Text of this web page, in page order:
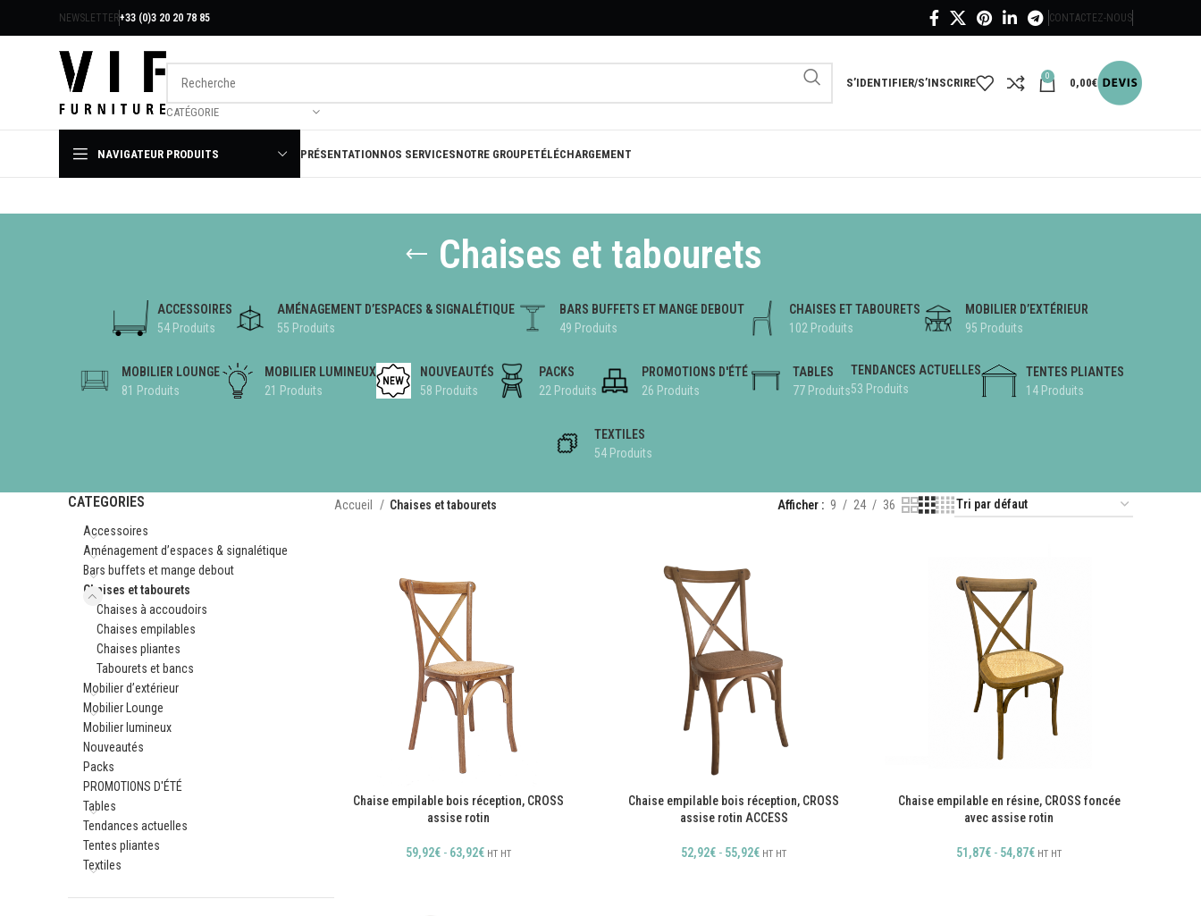
NEWSLETTER+33 (0)3 20 20 78 85 CONTACTEZ-NOUS
CATÉGORIE
S’IDENTIFIER/S’INSCRIRE
0
0,00€
NAVIGATEUR PRODUITS PRÉSENTATIONNOS SERVICESNOTRE GROUPETÉLÉCHARGEMENT
Chaises et tabourets
ACCESSOIRES
54 Produits
AMÉNAGEMENT D’ESPACES & SIGNALÉTIQUE
55 Produits
BARS BUFFETS ET MANGE DEBOUT
49 Produits
CHAISES ET TABOURETS
102 Produits
MOBILIER D’EXTÉRIEUR
95 Produits
MOBILIER LOUNGE
81 Produits
MOBILIER LUMINEUX
21 Produits
NOUVEAUTÉS
58 Produits
PACKS
22 Produits
PROMOTIONS D'ÉTÉ
26 Produits
TABLES
77 Produits
TENDANCES ACTUELLES
53 Produits
TENTES PLIANTES
14 Produits
TEXTILES
54 Produits
CATEGORIES
Accessoires
Aménagement d’espaces & signalétique
Bars buffets et mange debout
Chaises et tabourets
Chaises à accoudoirs
Chaises empilables
Chaises pliantes
Tabourets et bancs
Mobilier d’extérieur
Mobilier Lounge
Mobilier lumineux
Nouveautés
Packs
PROMOTIONS D'ÉTÉ
Tables
Tendances actuelles
Tentes pliantes
Textiles
Accueil Chaises et tabourets Afficher 9 24 36
Chaise empilable bois réception, CROSS
assise rotin
59,92€ - 63,92€ HT HT
Chaise empilable bois réception, CROSS
assise rotin ACCESS
52,92€ - 55,92€ HT HT
Chaise empilable en résine, CROSS foncée
avec assise rotin
51,87€ - 54,87€ HT HT